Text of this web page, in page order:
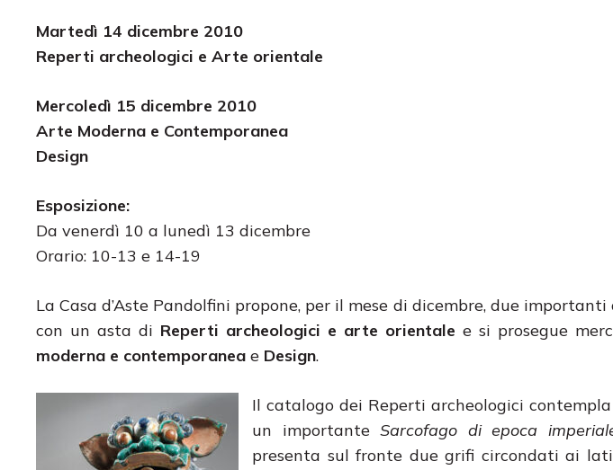
Martedì 14 dicembre 2010
Reperti archeologici e Arte orientale
Mercoledì 15 dicembre 2010
Arte Moderna e Contemporanea
Design
Esposizione:
Da venerdì 10 a lunedì 13 dicembre
Orario: 10-13 e 14-19
La Casa d’Aste Pandolfini propone, per il mese di dicembre, due
con un asta di Reperti archeologici e arte orientale e si prosegue
moderna e contemporanea e Design.
Il catalogo dei Reperti archeologici
un importante Sarcofago di epoca
presenta sul fronte due grifi circondati ai